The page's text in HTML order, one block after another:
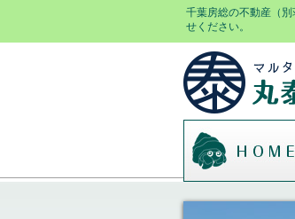
千葉房総の不動産（
せください。